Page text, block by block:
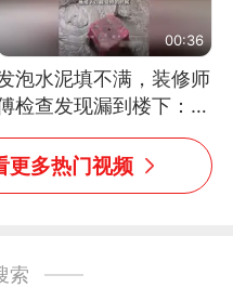
00:36
泡水泥填不满，装修师
检查发现漏到楼下：出
口未延伸到外墙
更多热门视频
索